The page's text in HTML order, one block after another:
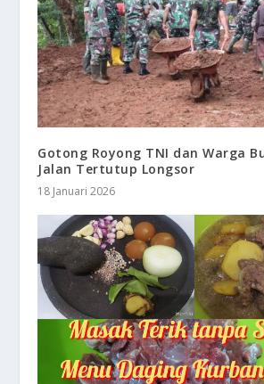
Gotong Royong TNI dan Warga
Jalan Tertutup Longsor
18 Januari 2026